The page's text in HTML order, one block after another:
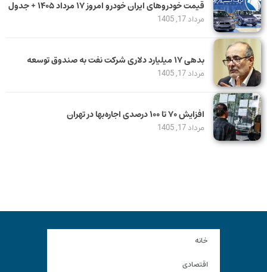
قیمت خودرو‌های ایران خودرو امروز ۱۷ مرداد ۱۴۰۵ + جدول
مرداد 17, 1405
بدهی ١٧ میلیارد دلاری شرکت نفت به صندوق توسعه
مرداد 17, 1405
افزایش ۷۰ تا ۱۰۰ درصدی اجاره‌بها در تهران
مرداد 17, 1405
خانه
اقتصادی